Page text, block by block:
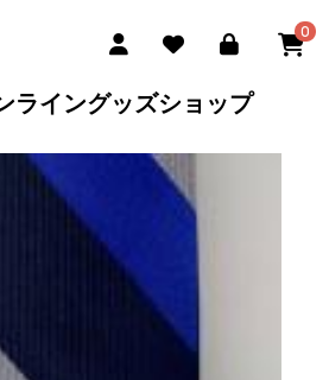
0
ライングッズショップ